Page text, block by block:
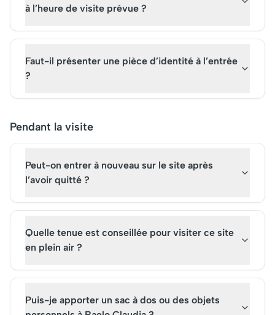
à l’heure de visite prévue ?
Faut-il présenter une pièce d’identité à l’entrée
?
Pendant la visite
Peut-on entrer à nouveau sur le site après
l’avoir quitté ?
Quelle tenue est conseillée pour visiter ce site
en plein air ?
Puis-je apporter un sac à dos ou des objets